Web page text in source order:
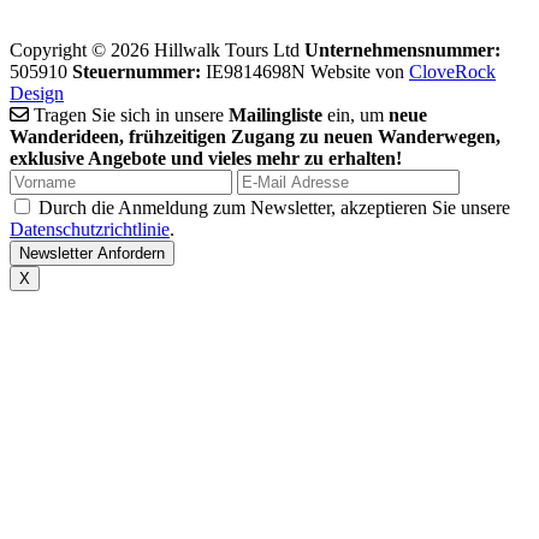
Copyright © 2026 Hillwalk Tours Ltd Unternehmensnummer:
505910 Steuernummer: IE9814698N Website von CloveRock
Design
Tragen Sie sich in unsere Mailingliste ein, um neue
Wanderideen, frühzeitigen Zugang zu neuen Wanderwegen,
exklusive Angebote und vieles mehr zu erhalten!
Durch die Anmeldung zum Newsletter, akzeptieren Sie unsere
Datenschutzrichtlinie.
X